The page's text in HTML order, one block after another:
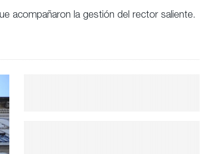
acompañaron la gestión del rector saliente.